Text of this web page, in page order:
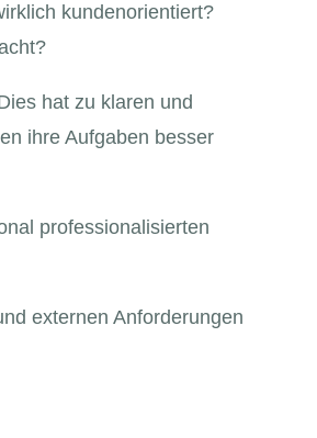
kundenorientiert?
hat zu klaren und
ihre Aufgaben besser
professionalisierten
externen Anforderungen